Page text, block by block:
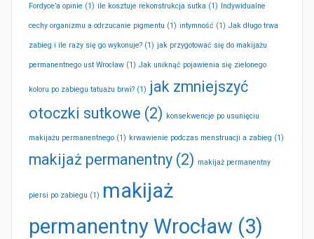
Fordyce’a opinie (1) ile kosztuje rekonstrukcja sutka (1) Indywidualne
cechy organizmu a odrzucanie pigmentu (1) intymność (1) Jak długo trwa
zabieg i ile razy się go wykonuje? (1) jak przygotować się do makijażu
permanentnego ust Wrocław (1) Jak uniknąć pojawienia się zielonego
koloru po zabiegu tatuażu brwi? (1) jak zmniejszyć
otoczki sutkowe (2) konsekwencje po usunięciu
makijażu permanentnego (1) krwawienie podczas menstruacji a zabieg (1)
makijaż permanentny (2) makijaż permanentny
piersi po zabiegu (1) makijaż
permanentny Wrocław (3)